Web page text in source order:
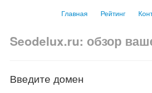
Главная Рейтинг
Seodelux.ru: обзор
Введите домен